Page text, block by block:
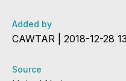
Added by
CAWTAR | 2018-12-28
Source